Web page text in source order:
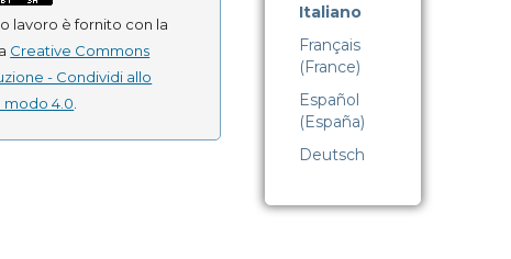
lavoro è fornito con la
Creative Commons
- Condividi allo
modo 4.0
Italiano
Français
(France)
Español
(España)
Deutsch